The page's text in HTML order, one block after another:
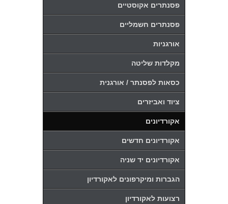
פסנתרים אקוסטיים
פסנתרים חשמליים
אורגניות
מקלדות שליטה
כסאות לפסנתר / אורגנית
ציוד ואביזרים
אקורדיונים
אקורדיונים חדשים
אקורדיונים יד שניה
הגברות ומיקרפונים לאקורדיון
רצועות לאקורדיון